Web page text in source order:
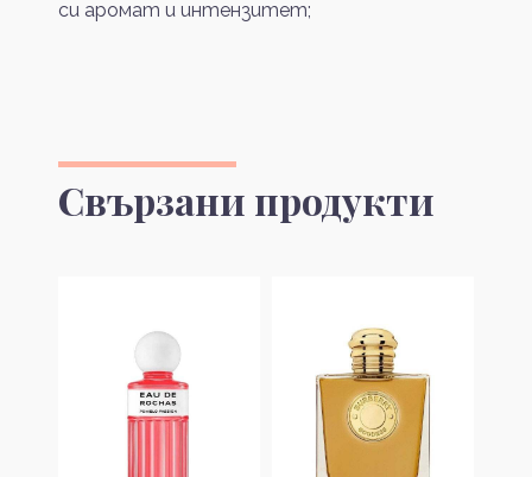
си аромат и интензитет;
Свързани продукти